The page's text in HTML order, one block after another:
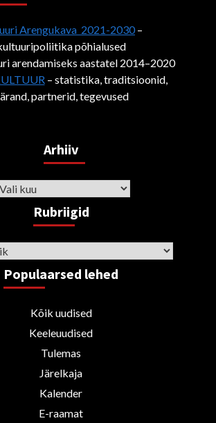
Arengukava 2021-2030–
põhialused
arendamiseks aastatel 2014–2020
– statistika, traditsioonid,
partnerid, tegevused
Arhiiv
Rubriigid
Populaarsed lehed
Kõik uudised
Keeleuudised
Tulemas
Järelkaja
Kalender
E-raamat